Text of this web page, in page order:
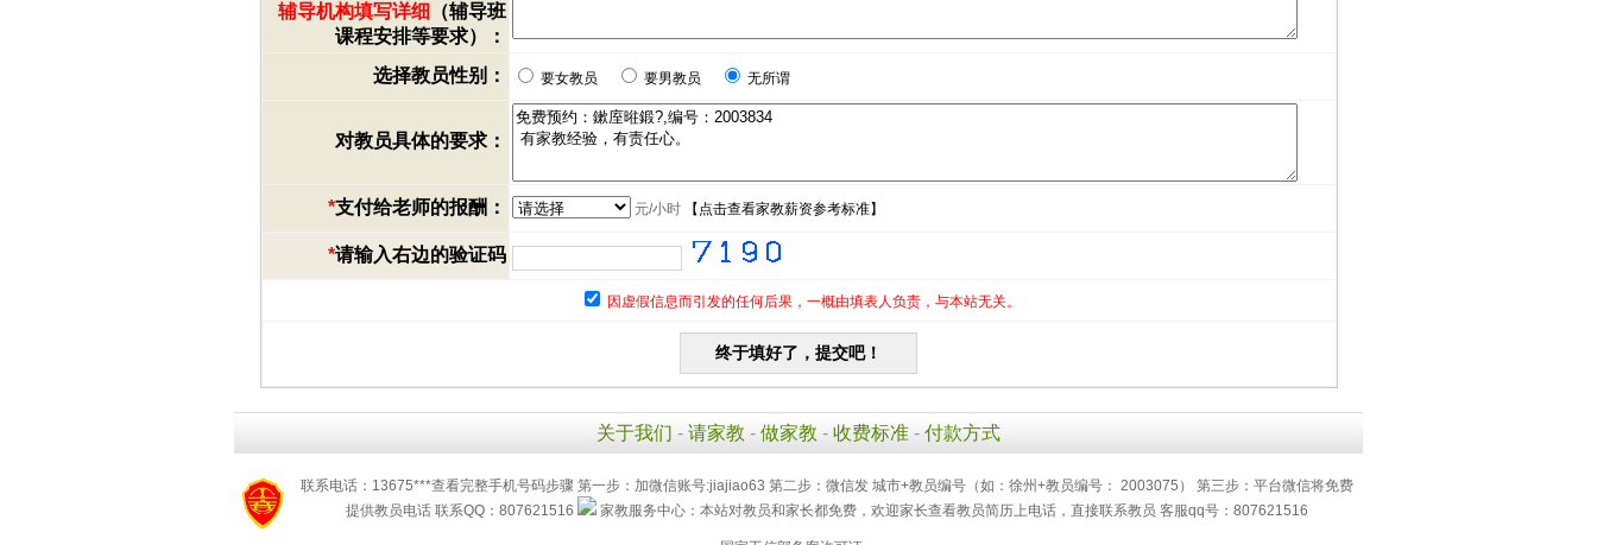
辅导机构填写详细 （辅导班
课程安排等要求）：
选择教员性别：
要女教员 要男教员 无所谓
对教员具体的要求：
*支付给老师的报酬： 元/小时【 点击查看家教薪资参考标准】
*请输入右边的验证码
因虚假信息而引发的任何后果，一概由填表人负责，与本站无关。
关于我们 - 请家教 - 做家教 - 收费标准 - 付款方式
联系电话：13675***查看完整手机号码步骤 第一步：加微信账号:jiajiao63 第二步：微信发 城市+教员编号（如：徐州+教员编号： 2003075） 第三步：平台微信将免费
提供教员电话 联系QQ：807621516
家教服务中心：本站对教员和家长都免费，欢迎家长查看教员简历上电话，直接联系教员 客服qq号：807621516